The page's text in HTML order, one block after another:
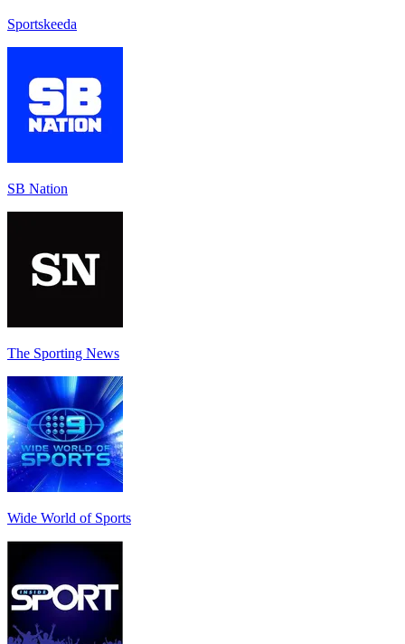
Sportskeeda
SB Nation
The Sporting News
Wide World of Sports